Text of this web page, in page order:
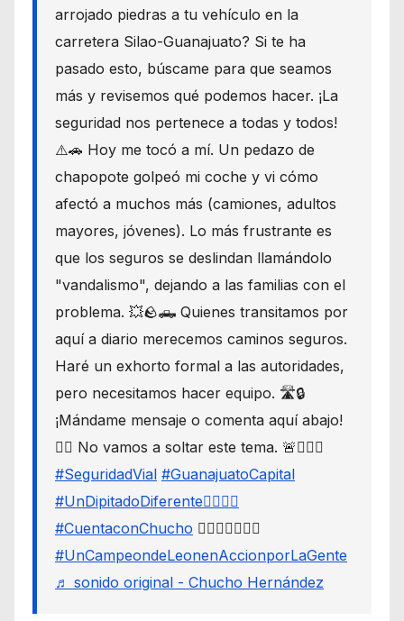
arrojado piedras a tu vehículo en la
carretera Silao-Guanajuato? Si te ha
pasado esto, búscame para que seamos
más y revisemos qué podemos hacer. ¡La
seguridad nos pertenece a todas y todos!
⚠️🚗 Hoy me tocó a mí. Un pedazo de
chapopote golpeó mi coche y vi cómo
afectó a muchos más (camiones, adultos
mayores, jóvenes). Lo más frustrante es
que los seguros se deslindan llamándolo
"vandalismo", dejando a las familias con el
problema. 💥🪨🛻 Quienes transitamos por
aquí a diario merecemos caminos seguros.
Haré un exhorto formal a las autoridades,
pero necesitamos hacer equipo. 🛣️🔒
¡Mándame mensaje o comenta aquí abajo!
👇🏼 No vamos a soltar este tema. 🚨🙋🏾‍♂️
#SeguridadVial #GuanajuatoCapital
#UnDipitadoDiferente🙋🏽‍♂️⚖️
#CuentaconChucho 🙋🏾‍♂️✌🏾☝🏾
#UnCampeondeLeonenAccionporLaGente
♬ sonido original - Chucho Hernández